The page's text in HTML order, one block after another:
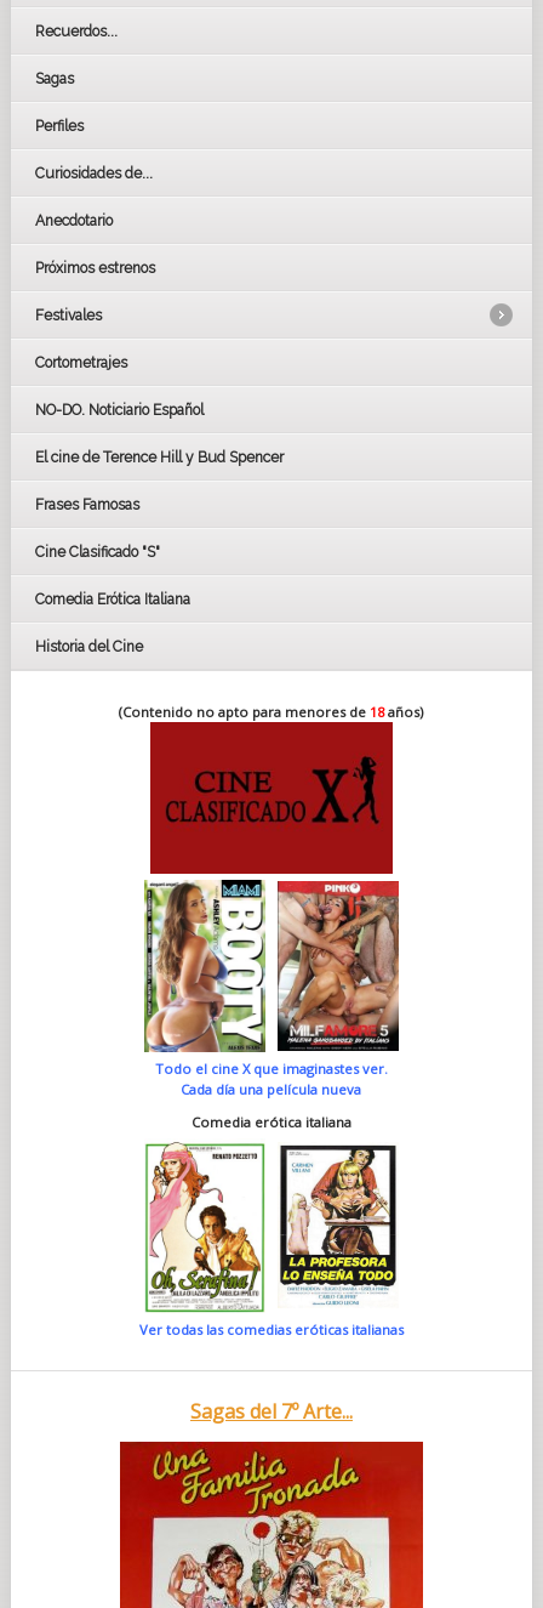
Recuerdos...
Sagas
Perfiles
Curiosidades de...
Anecdotario
Próximos estrenos
Festivales
LOS OSCARS
GOYAS
BAFTA
Cortometrajes
NO-DO. Noticiario Español
El cine de Terence Hill y Bud Spencer
Frases Famosas
Cine Clasificado "S"
Comedia Erótica Italiana
Historia del Cine
(Contenido no apto para menores de 18años)
Todo el cine X que imaginastes ver.
Cada día una película nueva
Comedia erótica italiana
Ver todas las comedias eróticas italianas
Sagas del 7º Arte...